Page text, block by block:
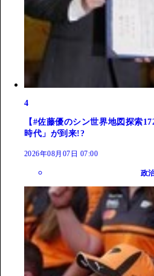
4
【#佐藤優のシン世界地図探索
時代」が到来!?
2026年08月07日 07:00
政